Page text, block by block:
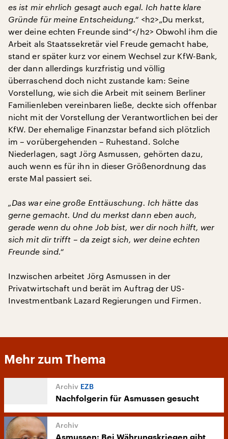
es ist mir ehrlich gesagt auch egal. Ich hatte klare
Gründe für meine Entscheidung.“ <h2>„Du merkst,
wer deine echten Freunde sind“</h2> Obwohl ihm die
Arbeit als Staatssekretär viel Freude gemacht habe,
stand er später kurz vor einem Wechsel zur KfW-Bank,
der dann allerdings kurzfristig und völlig
überraschend doch nicht zustande kam: Seine
Vorstellung, wie sich die Arbeit mit seinem Berliner
Familienleben vereinbaren ließe, deckte sich offenbar
nicht mit der Vorstellung der Verantwortlichen bei der
KfW. Der ehemalige Finanzstar befand sich plötzlich
im – vorübergehenden – Ruhestand. Solche
Niederlagen, sagt Jörg Asmussen, gehörten dazu,
auch wenn es für ihn in dieser Größenordnung das
erste Mal passiert sei.
„Das war eine große Enttäuschung. Ich hätte das
gerne gemacht. Und du merkst dann eben auch,
gerade wenn du ohne Job bist, wer dir noch hilft, wer
sich mit dir trifft – da zeigt sich, wer deine echten
Freunde sind.“
Inzwischen arbeitet Jörg Asmussen in der
Privatwirtschaft und berät im Auftrag der US-
Investmentbank Lazard Regierungen und Firmen.
Mehr zum Thema
EZB
Nachfolgerin für Asmussen gesucht